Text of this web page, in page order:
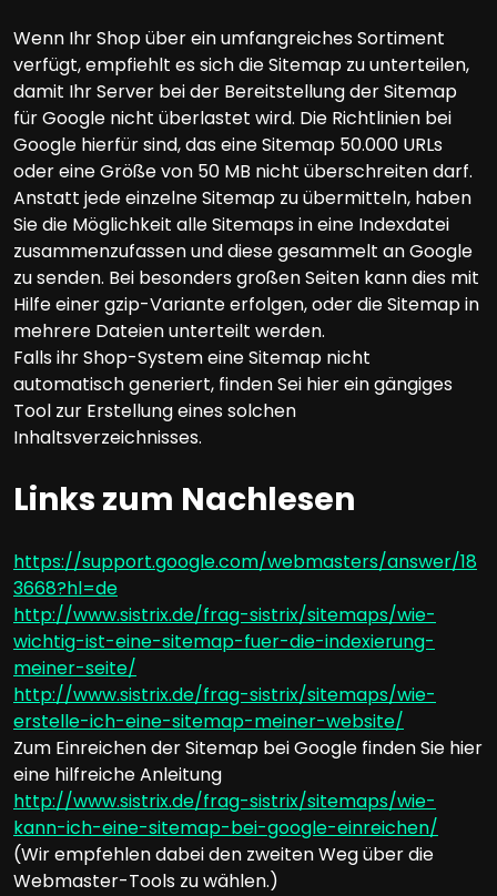
Wenn Ihr Shop über ein umfangreiches Sortiment
verfügt, empfiehlt es sich die Sitemap zu unterteilen,
damit Ihr Server bei der Bereitstellung der Sitemap
für Google nicht überlastet wird. Die Richtlinien bei
Google hierfür sind, das eine Sitemap 50.000 URLs
oder eine Größe von 50 MB nicht überschreiten darf.
Anstatt jede einzelne Sitemap zu übermitteln, haben
Sie die Möglichkeit alle Sitemaps in eine Indexdatei
zusammenzufassen und diese gesammelt an Google
zu senden. Bei besonders großen Seiten kann dies mit
Hilfe einer gzip-Variante erfolgen, oder die Sitemap in
mehrere Dateien unterteilt werden.
Falls ihr Shop-System eine Sitemap nicht
automatisch generiert, finden Sei hier ein gängiges
Tool zur Erstellung eines solchen
Inhaltsverzeichnisses.
Links zum Nachlesen
https://support.google.com/webmasters/answer/18
3668?hl=de
http://www.sistrix.de/frag-sistrix/sitemaps/wie-
wichtig-ist-eine-sitemap-fuer-die-indexierung-
meiner-seite/
http://www.sistrix.de/frag-sistrix/sitemaps/wie-
erstelle-ich-eine-sitemap-meiner-website/
Zum Einreichen der Sitemap bei Google finden Sie hier
eine hilfreiche Anleitung
http://www.sistrix.de/frag-sistrix/sitemaps/wie-
kann-ich-eine-sitemap-bei-google-einreichen/
(Wir empfehlen dabei den zweiten Weg über die
Webmaster-Tools zu wählen.)